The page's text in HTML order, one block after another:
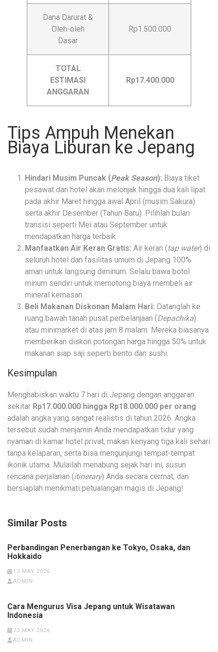
Dana Darurat &
Oleh-oleh
Dasar
Rp1.500.000
TOTAL
ESTIMASI
ANGGARAN
Rp17.400.000
Tips Ampuh Menekan
Biaya Liburan ke Jepang
Hindari Musim Puncak (Peak Season): Biaya tiket
pesawat dan hotel akan melonjak hingga dua kali lipat
pada akhir Maret hingga awal April (musim Sakura)
serta akhir Desember (Tahun Baru). Pilihlah bulan
transisi seperti Mei atau September untuk
mendapatkan harga terbaik.
Manfaatkan Air Keran Gratis: Air keran (tap water) di
seluruh hotel dan fasilitas umum di Jepang 100%
aman untuk langsung diminum. Selalu bawa botol
minum sendiri untuk memotong biaya membeli air
mineral kemasan.
Beli Makanan Diskonan Malam Hari: Datanglah ke
ruang bawah tanah pusat perbelanjaan (Depachika)
atau minimarket di atas jam 8 malam. Mereka biasanya
memberikan diskon potongan harga hingga 50% untuk
makanan siap saji seperti bento dan sushi.
Kesimpulan
Menghabiskan waktu 7 hari di Jepang dengan anggaran
sekitar Rp17.000.000 hingga Rp18.000.000 per orang
adalah angka yang sangat realistis di tahun 2026. Angka
tersebut sudah menjamin Anda mendapatkan tidur yang
nyaman di kamar hotel privat, makan kenyang tiga kali sehari
tanpa kelaparan, serta bisa mengunjungi tempat-tempat
ikonik utama. Mulailah menabung sejak hari ini, susun
rencana perjalanan (itinerary) Anda secara cermat, dan
bersiaplah menikmati petualangan magis di Jepang!
Similar Posts
Perbandingan Penerbangan ke Tokyo, Osaka, dan
Hokkaido
13 MAY 2026
ADMIN
Cara Mengurus Visa Jepang untuk Wisatawan
Indonesia
23 MAY 2026
ADMIN